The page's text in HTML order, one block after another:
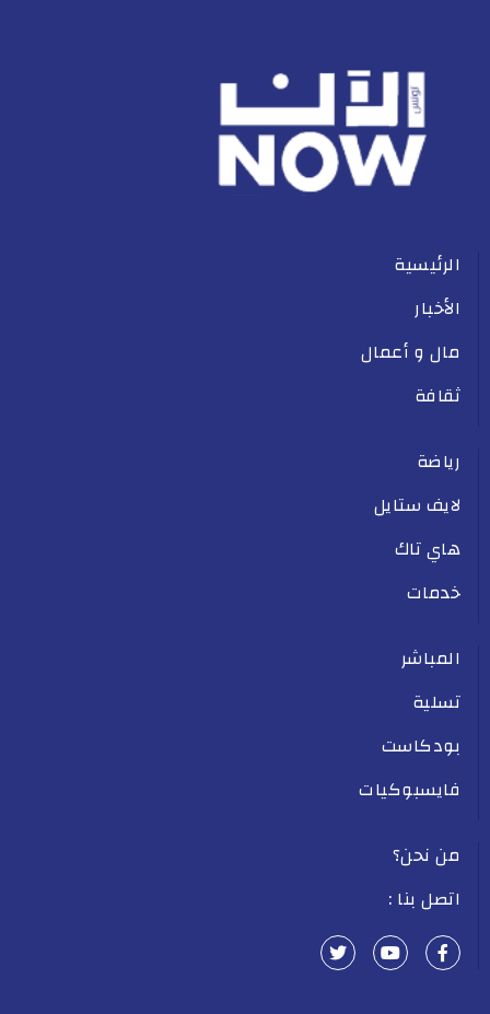
الرئيسية
الأخبار
مال و أعمال
ثقافة
رياضة
لايف ستايل
هاي تاك
خدمات
المباشر
تسلية
بودكاست
فايسبوكيات
من نحن؟
اتصل بنا :